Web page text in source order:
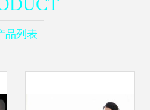
品列表